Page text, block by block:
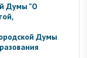
Думы "О
Думы